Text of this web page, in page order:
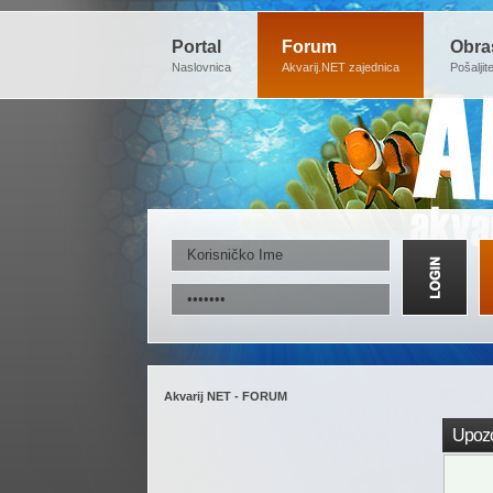
Portal
Naslovnica
Forum
Akvarij.NET zajednica
Akvarij NET - FORUM